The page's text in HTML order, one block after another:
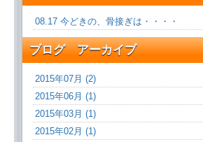
08.17 今どきの、骨接ぎは・・・・
ブログ アーカイブ
2015年07月 (2)
2015年06月 (1)
2015年03月 (1)
2015年02月 (1)